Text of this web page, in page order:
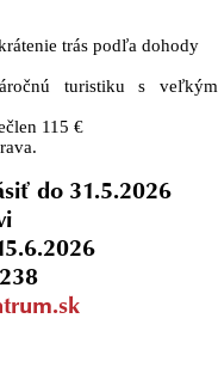
trás podľa dohody
turistiku s veľkým
115 €
do 31.5.2026